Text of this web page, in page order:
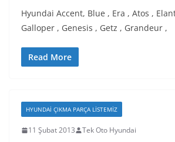
Hyundai Accent, Blue , Era , Atos ,
Galloper , Genesis , Getz , Grandeur ,
Read More
HYUNDAI ÇIKMA PARÇA LISTEMIZ
11 Şubat 2013 Tek Oto Hyundai